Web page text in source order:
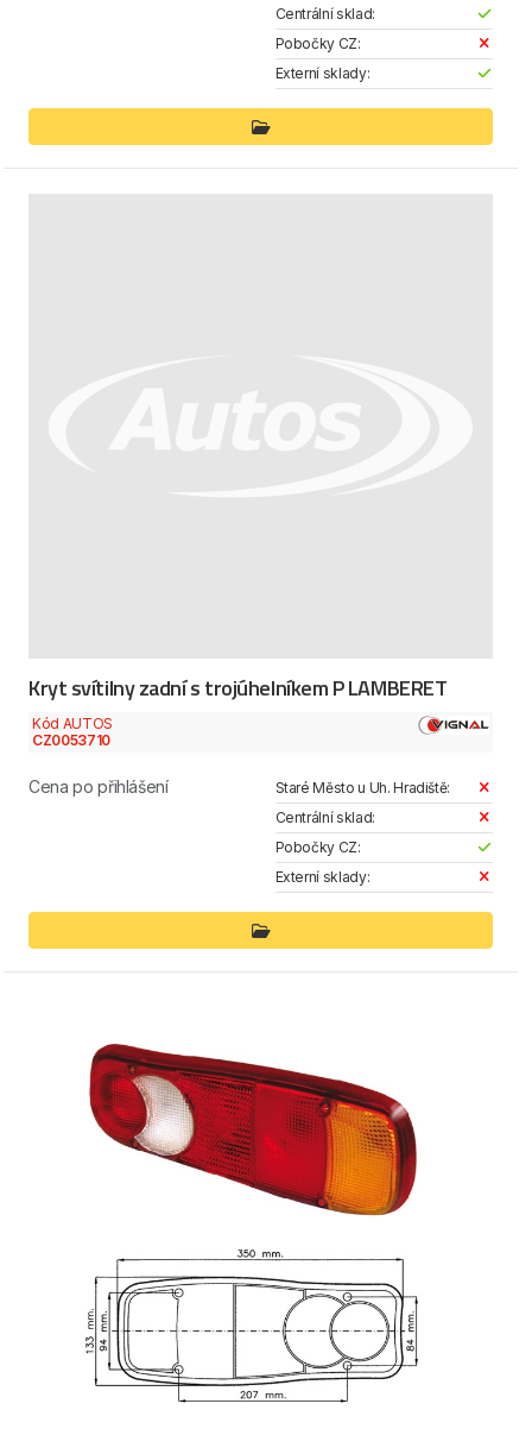
Centrální sklad:
Pobočky CZ:
Externí sklady:
Kryt svítilny zadní s trojúhelníkem P LAMBERET
Kód AUTOS
CZ0053710
Cena po přihlášení
Staré Město u Uh. Hradiště:
Centrální sklad:
Pobočky CZ:
Externí sklady: